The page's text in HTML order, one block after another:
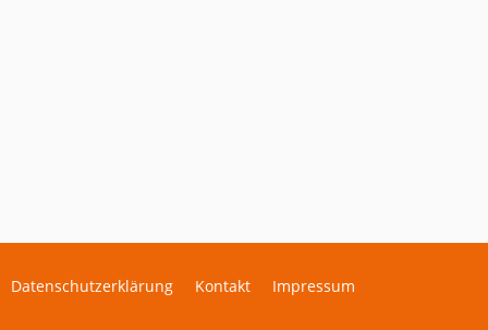
Datenschutzerklärung Kontakt Impressum